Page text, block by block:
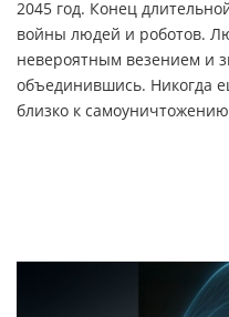
2045 год. Конец
войны людей и роботов.
невероятным везением и
объединившись. Никогда
близко к